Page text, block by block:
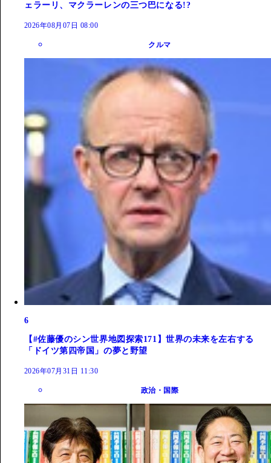
ェラーリ、マクラーレンの三つ巴になる!?
2026年08月07日 08:00
クルマ
6
【#佐藤優のシン世界地図探索171】世界の未来を左右する
「ドイツ第四帝国」の夢と野望
2026年07月31日 11:30
政治・国際